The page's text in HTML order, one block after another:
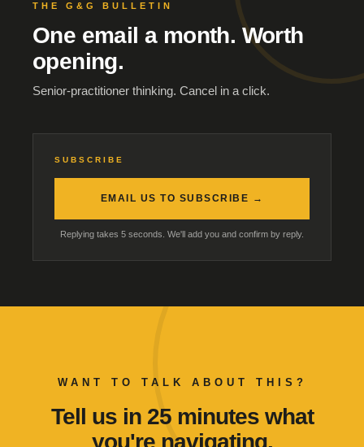
THE G&G BULLETIN
One email a month. Worth
opening.
Senior-practitioner thinking. Cancel in a click.
SUBSCRIBE
EMAIL US TO SUBSCRIBE →
Replying takes 5 seconds. We'll add you and confirm by reply.
WANT TO TALK ABOUT THIS?
Tell us in 25 minutes what
you're navigating.